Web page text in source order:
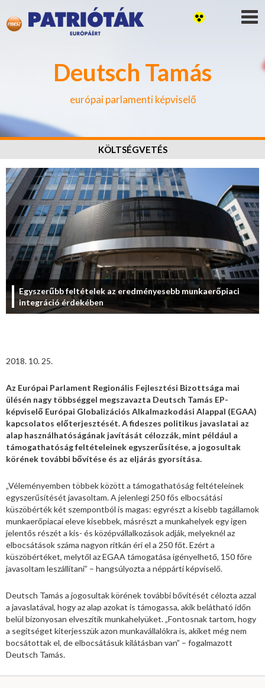
Deutsch Tamás
európai parlamenti képviselő
KÖLTSÉGVETÉS
Egyszerűbb feltételek az eredményesebb munkaerőpiaci
integráció érdekében
2018. 10. 25.
Az Európai Parlament Regionális Fejlesztési Bizottsága mai
ülésén nagy többséggel megszavazta Deutsch Tamás EP-
képviselő Európai Globalizációs Alkalmazkodási Alappal (EGAA)
kapcsolatos előterjesztését. A fideszes politikus javaslatai az
alap használhatóságának javítását célozzák, mint például a
támogathatóság feltételeinek egyszerűsítése, a jogosultak
körének további bővítése és az eljárás gyorsítása.
„Véleményemben többek között a támogathatóság feltételeinek
egyszerűsítését javasoltam. A jelenlegi 250 fős elbocsátási
küszöbérték két szempontból is magas: egyrészt a kisebb tagállamok
munkaerőpiacai eleve kisebbek, másrészt a munkahelyek egy igen
jelentős részét a kis- és középvállalkozások adják, melyeknél az
elbocsátások száma nagyon ritkán éri el a 250 főt. Ezért a
küszöbértéket, melytől az EGAA támogatása igényelhető, 150 főre
javasoltam leszállítani” – hangsúlyozta a néppárti képviselő.
Deutsch Tamás a jogosultak körének további bővítését célozta azzal
a javaslatával, hogy az alap azokat is támogassa, akik belátható időn
belül bizonyosan elveszítik munkahelyüket. „Fontosnak tartom, hogy
a segítséget kiterjesszük azon munkavállalókra is, akiket még nem
bocsátottak el, de elbocsátásuk kilátásban van” – fogalmazott
Deutsch Tamás.